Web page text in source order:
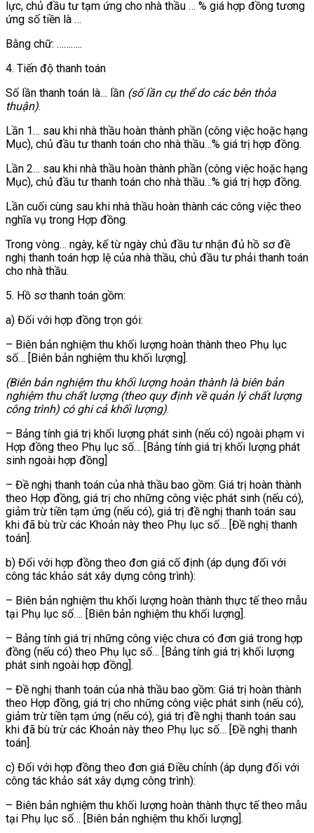
lực, chủ đầu tư tạm ứng cho nhà thầu … % giá hợp đồng tương
ứng số tiền là …
Bằng chữ: ………..
4. Tiến độ thanh toán
Số lần thanh toán là… lần (số lần cụ thể do các bên thỏa
thuận).
Lần 1… sau khi nhà thầu hoàn thành phần (công việc hoặc hạng
Mục), chủ đầu tư thanh toán cho nhà thầu…% giá trị hợp đồng.
Lần 2… sau khi nhà thầu hoàn thành phần (công việc hoặc hạng
Mục), chủ đầu tư thanh toán cho nhà thầu…% giá trị hợp đồng.
Lần cuối cùng sau khi nhà thầu hoàn thành các công việc theo
nghĩa vụ trong Hợp đồng.
Trong vòng… ngày, kể từ ngày chủ đầu tư nhận đủ hồ sơ đề
nghị thanh toán hợp lệ của nhà thầu, chủ đầu tư phải thanh toán
cho nhà thầu.
5. Hồ sơ thanh toán gồm:
a) Đối với hợp đồng trọn gói:
– Biên bản nghiệm thu khối lượng hoàn thành theo Phụ lục
số… [Biên bản nghiệm thu khối lượng].
(Biên bản nghiệm thu khối lượng hoàn thành là biên bản
nghiệm thu chất lượng (theo quy định về quản lýchất lượng
công trình) có ghicả khối lượng).
– Bảng tính giá trị khối lượng phát sinh (nếu có) ngoài phạm vi
Hợp đồng theo Phụ lục số… [Bảng tính giá trị khối lượng phát
sinh ngoài hợp đồng]
– Đề nghị thanh toán của nhà thầu bao gồm: Giá trị hoàn thành
theo Hợp đồng, giá trị cho những công việc phát sinh (nếu có),
giảm trừ tiền tạm ứng (nếu có), giá trị đề nghị thanh toán sau
khi đã bù trừ các Khoản này theo Phụ lục số… [Đề nghị thanh
toán].
b) Đối với hợp đồng theo đơn giá cố định (áp dụng đối với
công tác khảo sát xây dựng công trình):
– Biên bản nghiệm thu khối lượng hoàn thành thực tế theo mẫu
tại Phụ lục số…. [Biên bản nghiệm thu khối lượng].
– Bảng tính giá trị những công việc chưa có đơn giá trong hợp
đồng (nếu có) theo Phụ lục số… [Bảng tính giá trị khối lượng
phát sinh ngoài hợp đồng].
– Đề nghị thanh toán của nhà thầu bao gồm: Giá trị hoàn thành
theo Hợp đồng, giá trị cho những công việc phát sinh (nếu có),
giảm trừ tiền tạm ứng (nếu có), giá trị đề nghị thanh toán sau
khi đã bù trừ các Khoản này theo Phụ lục số… [Đề nghị thanh
toán].
c) Đối với hợp đồng theo đơn giá Điều chỉnh (áp dụng đối với
công tác khảo sát xây dựng công trình):
– Biên bản nghiệm thu khối lượng hoàn thành thực tế theo mẫu
tại Phụ lục số… [Biên bản nghiệm thu khối lượng].